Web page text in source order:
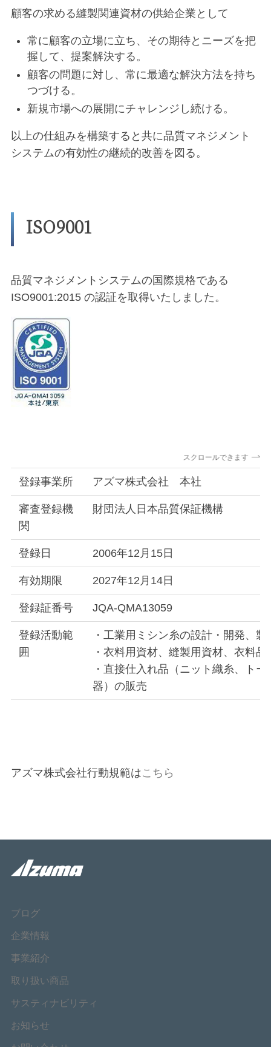
顧客の求める縫製関連資材の供給企業として
常に顧客の立場に立ち、その期待とニーズを把
握して、提案解決する。
顧客の問題に対し、常に最適な解決方法を持ち
つづける。
新規市場への展開にチャレンジし続ける。
以上の仕組みを構築すると共に品質マネジメント
システムの有効性の継続的改善を図る。
ISO9001
品質マネジメントシステムの国際規格である
ISO9001:2015 の認証を取得いたしました。
スクロールできます
登録事業所 アズマ株式会社 本社
審査登録機
関
財団法人日本品質保証機構
登録日 2006年12月15日
有効期限 2027年12月14日
登録証番号 JQA-QMA13059
登録活動範
囲
・工業用ミシン糸の設計・開発、
・衣料用資材、縫製用資材、衣料
・直接仕入れ品（ニット織糸、ト
器）の販売
アズマ株式会社行動規範はこちら
ブログ
企業情報
事業紹介
取り扱い商品
サスティナビリティ
お知らせ